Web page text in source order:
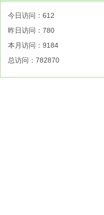
今日访问： 612
昨日访问： 780
本月访问： 9184
总访问： 782870